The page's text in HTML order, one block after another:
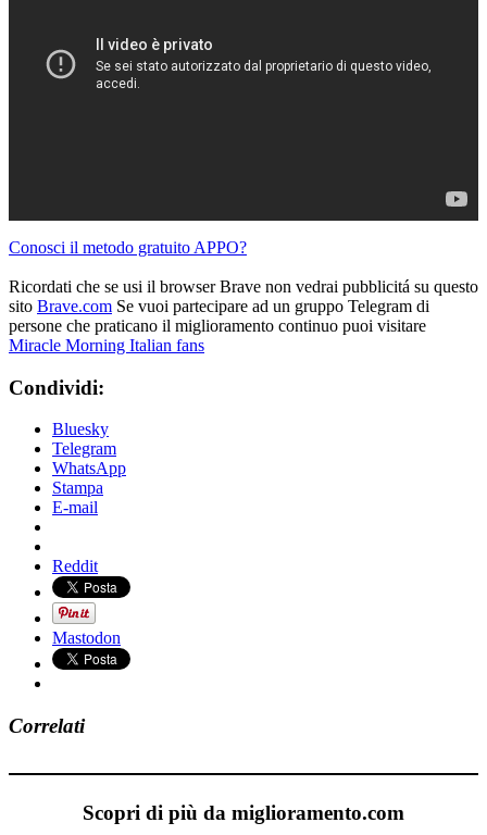
Conosci il metodo gratuito APPO?
Ricordati che se usi il browser Brave non vedrai pubblicitá su questo
sito Brave.com Se vuoi partecipare ad un gruppo Telegram di
persone che praticano il miglioramento continuo puoi visitare
Miracle Morning Italian fans
Condividi:
Bluesky
Telegram
WhatsApp
Stampa
E-mail
Reddit
Mastodon
Correlati
Scopri di più da miglioramento.com